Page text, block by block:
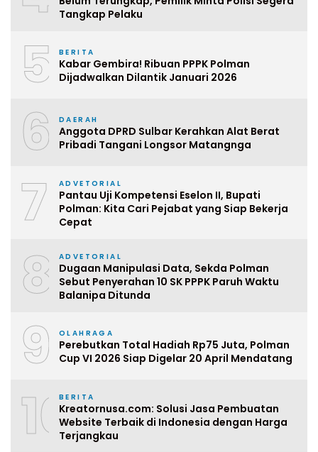
Tangkap Pelaku
5 BERITA
Kabar Gembira! Ribuan PPPK Polman
Dijadwalkan Dilantik Januari 2026
6 DAERAH
Anggota DPRD Sulbar Kerahkan Alat Berat
Pribadi Tangani Longsor Matangnga
7 ADVETORIAL
Pantau Uji Kompetensi Eselon II, Bupati
Polman: Kita Cari Pejabat yang Siap Bekerja
Cepat
8 ADVETORIAL
Dugaan Manipulasi Data, Sekda Polman
Sebut Penyerahan 10 SK PPPK Paruh Waktu
Balanipa Ditunda
9 OLAHRAGA
Perebutkan Total Hadiah Rp75 Juta, Polman
Cup VI 2026 Siap Digelar 20 April Mendatang
10BERITA
Kreatornusa.com: Solusi Jasa Pembuatan
Website Terbaik di Indonesia dengan Harga
Terjangkau